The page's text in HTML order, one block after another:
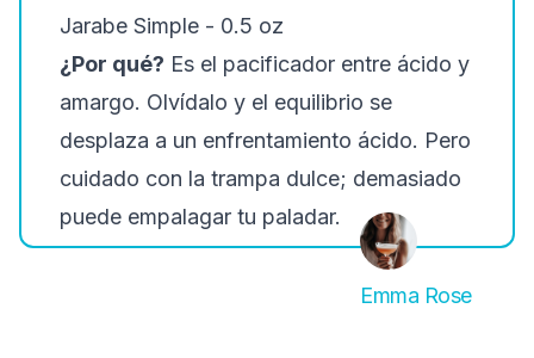
Jarabe Simple - 0.5 oz
¿Por qué? Es el pacificador entre ácido y
amargo. Olvídalo y el equilibrio se
desplaza a un enfrentamiento ácido. Pero
cuidado con la trampa dulce; demasiado
puede empalagar tu paladar.
Emma Rose